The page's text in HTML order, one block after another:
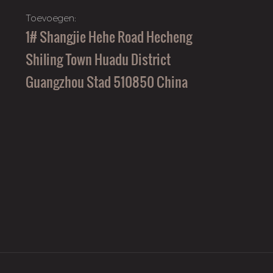
Toevoegen:
1# Shangjie Hehe Road Hecheng
Shiling Town Huadu District
Guangzhou Stad 510850 China